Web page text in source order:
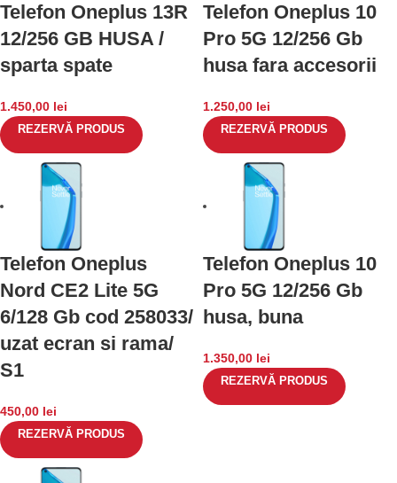
Telefon Oneplus 13R
12/256 GB HUSA /
sparta spate
1.450,00 lei
REZERVĂ PRODUS
Telefon Oneplus 10
Pro 5G 12/256 Gb
husa fara accesorii
1.250,00 lei
REZERVĂ PRODUS
Telefon Oneplus
Nord CE2 Lite 5G
6/128 Gb cod 258033/
uzat ecran si rama/
S1
450,00 lei
REZERVĂ PRODUS
Telefon Oneplus 10
Pro 5G 12/256 Gb
husa, buna
1.350,00 lei
REZERVĂ PRODUS